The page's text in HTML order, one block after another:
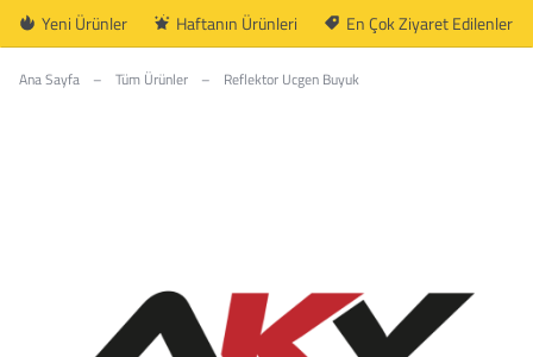
Yeni Ürünler Haftanın Ürünleri En Çok Ziyaret Edilenler
Ana Sayfa – Tüm Ürünler – Reflektor Ucgen Buyuk